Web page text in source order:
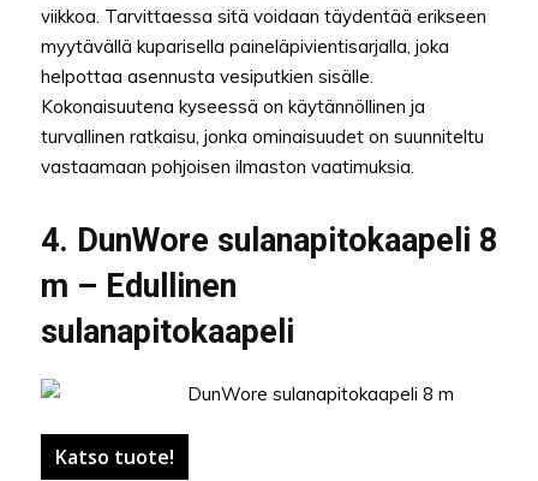
viikkoa. Tarvittaessa sitä voidaan täydentää erikseen
myytävällä kuparisella paineläpivientisarjalla, joka
helpottaa asennusta vesiputkien sisälle.
Kokonaisuutena kyseessä on käytännöllinen ja
turvallinen ratkaisu, jonka ominaisuudet on suunniteltu
vastaamaan pohjoisen ilmaston vaatimuksia.
4. DunWore sulanapitokaapeli 8
m – Edullinen
sulanapitokaapeli
Katso tuote!